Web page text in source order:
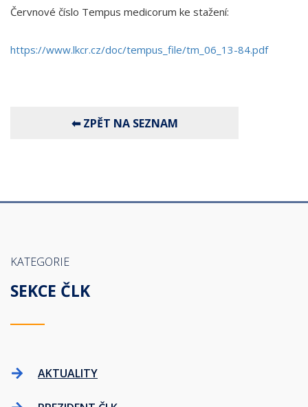
Červnové číslo Tempus medicorum ke stažení:
https://www.lkcr.cz/doc/tempus_file/tm_06_13-84.pdf
KATEGORIE
SEKCE ČLK
AKTUALITY